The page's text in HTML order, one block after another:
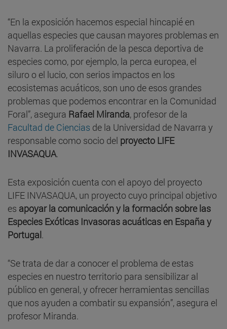
“En la exposición hacemos especial hincapié en
aquellas especies que causan mayores problemas en
Navarra. La proliferación de la pesca deportiva de
especies como, por ejemplo, la perca europea, el
siluro o el lucio, con serios impactos en los
ecosistemas acuáticos, son uno de esos grandes
problemas que podemos encontrar en la Comunidad
Foral”, asegura Rafael Miranda, profesor de la
Facultad de Ciencias de la Universidad de Navarra y
responsable como socio del proyecto LIFE
INVASAQUA.
Esta exposición cuenta con el apoyo del proyecto
LIFE INVASAQUA, un proyecto cuyo principal objetivo
es apoyar la comunicación y la formación sobre las
Especies Exóticas Invasoras acuáticas en España y
Portugal.
“Se trata de dar a conocer el problema de estas
especies en nuestro territorio para sensibilizar al
público en general, y ofrecer herramientas sencillas
que nos ayuden a combatir su expansión”, asegura el
profesor Miranda.